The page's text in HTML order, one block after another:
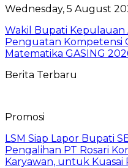
Wednesday, 5 August
Wakil Bupati
Penguatan Kompetensi
Matematika GASING
Berita Terbaru
Promosi
LSM Siap Lapor Bupati
Pengalihan PT Rosari
Karyawan, untuk Kuasai